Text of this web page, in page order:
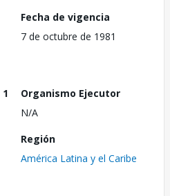
Fecha de vigencia
7 de octubre de 1981
1
Organismo Ejecutor
N/A
Región
América Latina y el Caribe